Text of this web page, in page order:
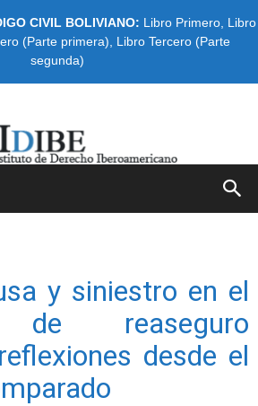
CIVIL BOLIVIANO: Libro Primero Libro
(Parte primera)
Libro Tercero (Parte
segunda)
y siniestro en el
de reaseguro
desde el